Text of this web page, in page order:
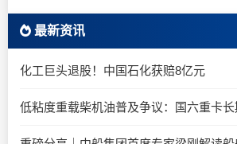
最新资讯
化工巨头退股！中国石化获赔8亿元